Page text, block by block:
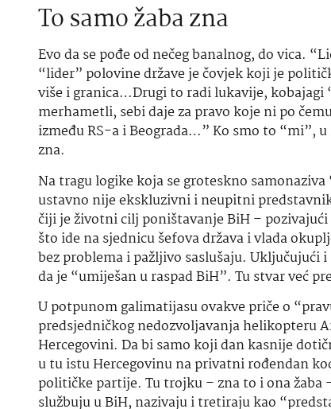
To samo žaba zna
Evo da se pođe od nečeg banalnog, do vica.
“lider” polovine države je čovjek koji je
više i granica…Drugi to radi lukavije,
merhametli, sebi daje za pravo koje ni po
između RS-a i Beograda…” Ko smo to “mi”,
zna.
Na tragu logike koja se groteskno
ustavno nije ekskluzivni i neupitni
čiji je životni cilj poništavanje BiH –
što ide na sjednicu šefova država i vlada
bez problema i pažljivo saslušaju.
da je “umiješan u raspad BiH”. Tu stvar već
U potpunom galimatijasu ovakve priče o
predsjedničkog nedozvoljavanja helikopteru
Hercegovini. Da bi samo koji dan kasnije
u tu istu Hercegovinu na privatni rođendan
političke partije. Tu trojku – zna to i ona žaba
službuju u BiH, nazivaju i tretiraju kao